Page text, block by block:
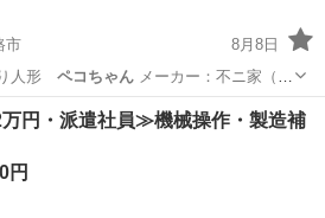
市
8月8日
人形 ペコちゃんメーカー：不ニ家（ふ
ア雑貨/小物 ペコちゃん
円・派遣社員≫機械操作・製造補
円